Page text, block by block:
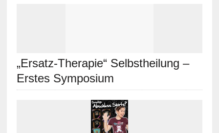
„Ersatz-Therapie“ Selbstheilung –
Erstes Symposium